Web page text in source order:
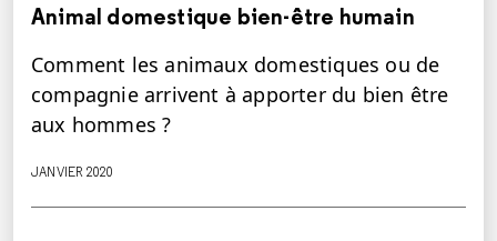
Animal domestique bien-être humain
Comment les animaux domestiques ou de
compagnie arrivent à apporter du bien être
aux hommes ?
JANVIER 2020